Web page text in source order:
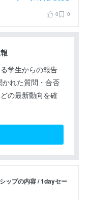
0 0
学生からの報告
れた質問・合否
の最新動向を確
ップの内容 / 1dayセー